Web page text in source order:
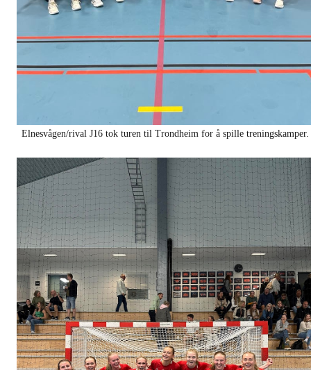
Elnesvågen/rival J16 tok turen til Trondheim for å spille treningskamper.